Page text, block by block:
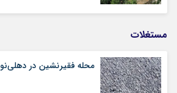
مستغلات
محله فقیرنشین در دهلی‏‌نو